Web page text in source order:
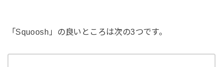
「Squoosh」の良いところは次の3つです。